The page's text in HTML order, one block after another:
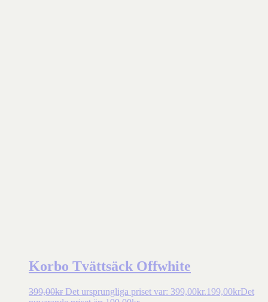
Korbo Tvättsäck Offwhite
399,00kr Det ursprungliga priset var: 399,00kr.199,00krDet